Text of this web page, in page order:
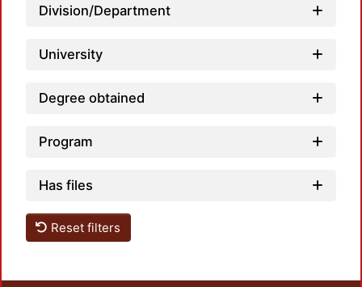
Division/Department
University
Degree obtained
Program
Has files
Reset filters